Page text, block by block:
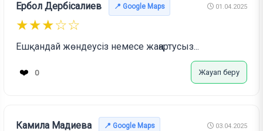
Ербол Дербісалиев 📍 Google Maps 01.04.2025
★★★☆☆
Ешқандай жөндеусіз немесе жаңартусыз...
❤️ 0 Жауап беру
Камила Мадиева 📍 Google Maps 03.04.2025